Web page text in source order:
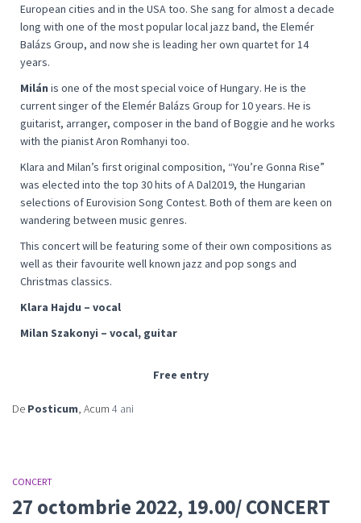
European cities and in the USA too. She sang for almost a decade
long with one of the most popular local jazz band, the Elemér
Balázs Group, and now she is leading her own quartet for 14
years.
Milán is one of the most special voice of Hungary. He is the
current singer of the Elemér Balázs Group for 10 years. He is
guitarist, arranger, composer in the band of Boggie and he works
with the pianist Aron Romhanyi too.
Klara and Milan’s first original composition, “You’re Gonna Rise”
was elected into the top 30 hits of A Dal2019, the Hungarian
selections of Eurovision Song Contest. Both of them are keen on
wandering between music genres.
This concert will be featuring some of their own compositions as
well as their favourite well known jazz and pop songs and
Christmas classics.
Klara Hajdu – vocal
Milan Szakonyi – vocal, guitar
Free entry
De Posticum, Acum 4 ani
CONCERT
27 octombrie 2022, 19.00/ CONCERT